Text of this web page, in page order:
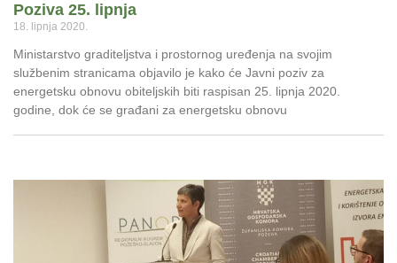
Poziva 25. lipnja
18. lipnja 2020.
Ministarstvo graditeljstva i prostornog uređenja na svojim
službenim stranicama objavilo je kako će Javni poziv za
energetsku obnovu obiteljskih biti raspisan 25. lipnja 2020.
godine, dok će se građani za energetsku obnovu